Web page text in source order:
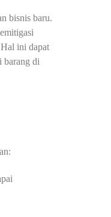
bisnis baru.
ini dapat
barang di